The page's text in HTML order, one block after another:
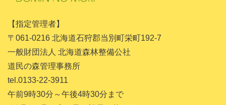
【指定管理者】
〒061-0216 北海道石狩郡当別町栄町192-7
一般財団法人 北海道森林整備公社
道民の森管理事務所
tel.0133-22-3911
午前9時30分～午後4時30分まで